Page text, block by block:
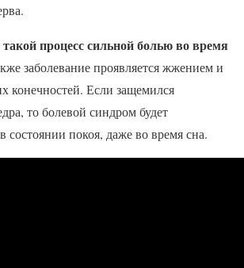
процесс сильной болью во время
заболевание проявляется жжением и
конечностей. Если защемился
то болевой синдром будет
состоянии покоя, даже во время сна.